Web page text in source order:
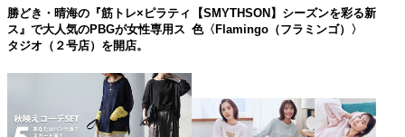
勝どき・晴海の『筋トレ×ピラティ
ス』で大人気のPBGが女性専用ス
タジオ（２号店）を開店。
【SMYTHSON】シーズンを彩る新
色〈Flamingo（フラミンゴ）〉